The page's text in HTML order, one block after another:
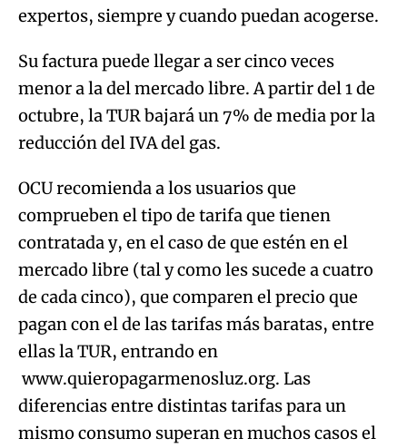
expertos, siempre y cuando puedan acogerse.
Su factura puede llegar a ser cinco veces
menor a la del mercado libre. A partir del 1 de
octubre, la TUR bajará un 7% de media por la
reducción del IVA del gas.
OCU recomienda a los usuarios que
comprueben el tipo de tarifa que tienen
contratada y, en el caso de que estén en el
mercado libre (tal y como les sucede a cuatro
de cada cinco), que comparen el precio que
pagan con el de las tarifas más baratas, entre
ellas la TUR, entrando en
www.quieropagarmenosluz.org. Las
diferencias entre distintas tarifas para un
mismo consumo superan en muchos casos el